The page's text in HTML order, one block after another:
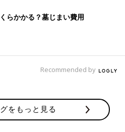
スク装着
もMAXなのにいきめないし、痛す
んどいサインでる
らかかる？墓じまい費用
Recommended by
をもっと見る